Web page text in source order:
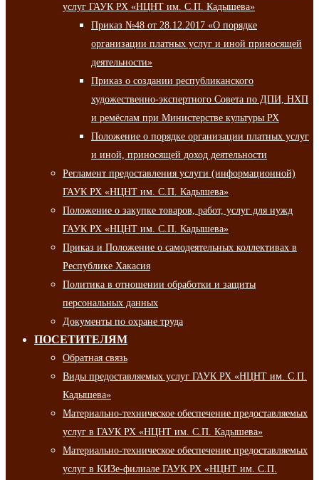
услуг ГАУК РХ «НЦНТ им. С.П. Кадышева»
Приказ №48 от 28.12.2017 «О порядке
организации платных услуг и иной приносящей
деятельности»
Приказ о создании республиканского
художественно-экспертного Совета по ДПИ, НХП
и ремёслам при Министерстве культуры РХ
Положение о порядке организации платных услуг
и иной, приносящей доход деятельности
Регламент предоставления услуги (информационной)
ГАУК РХ «НЦНТ им. С.П. Кадышева»
Положение о закупке товаров, работ, услуг для нужд
ГАУК РХ «НЦНТ им. С.П. Кадышева»
Приказ и Положение о самодеятельных коллективах в
Республике Хакасия
Политика в отношении обработки и защиты
персональных данных
Документы по охране труда
ПОСЕТИТЕЛЯМ
Обратная связь
Виды предоставляемых услуг ГАУК РХ «НЦНТ им. С.П.
Кадышева»
Материально-техническое обеспечение предоставляемых
услуг в ГАУК РХ «НЦНТ им. С.П. Кадышева»
Материально-техническое обеспечение предоставляемых
услуг в КИЗе-филиале ГАУК РХ «НЦНТ им. С.П.